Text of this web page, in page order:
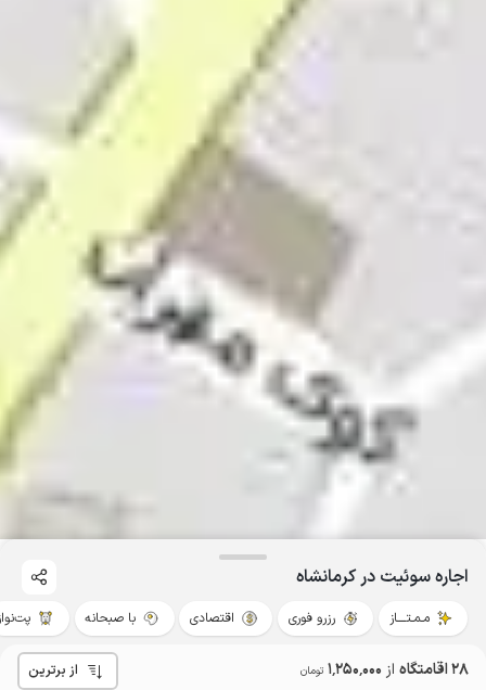
اجاره سوئیت در کرمانشاه
مـمـتــــاز رزرو فوری اقتصادی با صبحانه
28 اقامتگاه از 1٬250٬000 تومان از برترین